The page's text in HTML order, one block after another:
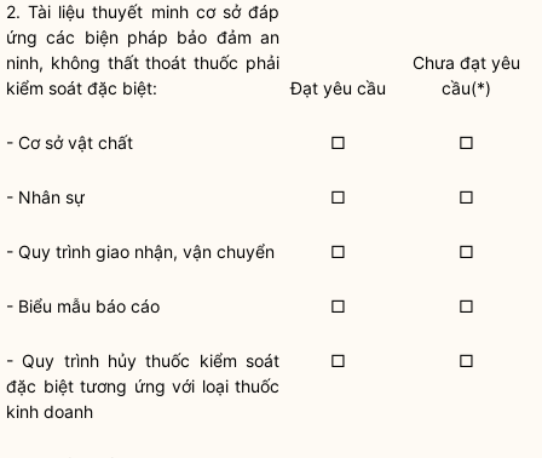
2. Tài liệu thuyết minh cơ sở đáp
ứng các biện pháp bảo đảm an
ninh, không thất thoát thuốc phải
kiểm soát đặc biệt:
Đạt yêu cầu
Chưa đạt yêu
cầu(*)
- Cơ sở vật chất □ □
- Nhân sự □ □
- Quy trình giao nhận, vận chuyển □ □
- Biểu mẫu báo cáo □ □
- Quy trình hủy thuốc kiểm soát
đặc biệt tương ứng với loại thuốc
kinh doanh
□ □